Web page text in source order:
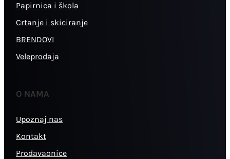
Papirnica i škola
Crtanje i skiciranje
BRENDOVI
Veleprodaja
O NAMA
Upoznaj nas
Kontakt
Prodavaonice